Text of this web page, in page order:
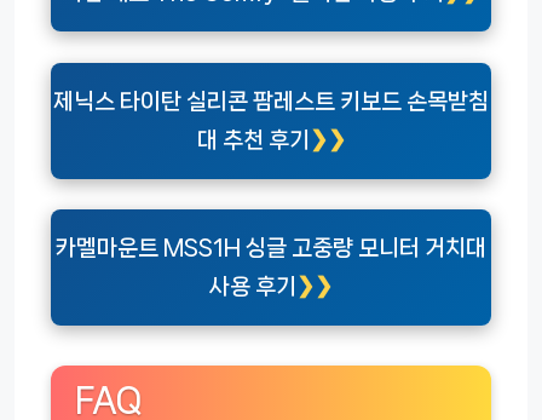
제닉스 타이탄 실리콘 팜레스트 키보드 손목받침
대 추천 후기
카멜마운트 MSS1H 싱글 고중량 모니터 거치대
사용 후기
FAQ